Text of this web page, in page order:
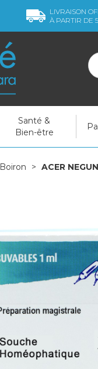
LIVRAISON
À PARTIR DE
Santé &
Bien-être
Boiron ACER